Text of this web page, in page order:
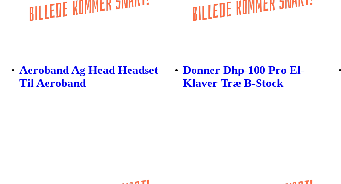
Aeroband Ag Head Headset
Til Aeroband
Donner Dhp-100 Pro El-
Klaver Træ B-Stock